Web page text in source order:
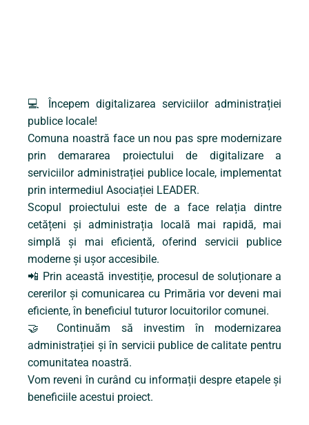
💻 Începem digitalizarea serviciilor administrației
publice locale!
Comuna noastră face un nou pas spre modernizare
prin demararea proiectului de digitalizare a
serviciilor administrației publice locale, implementat
prin intermediul Asociației LEADER.
Scopul proiectului este de a face relația dintre
cetățeni și administrația locală mai rapidă, mai
simplă și mai eficientă, oferind servicii publice
moderne și ușor accesibile.
📲 Prin această investiție, procesul de soluționare a
cererilor și comunicarea cu Primăria vor deveni mai
eficiente, în beneficiul tuturor locuitorilor comunei.
🤝 Continuăm să investim în modernizarea
administrației și în servicii publice de calitate pentru
comunitatea noastră.
Vom reveni în curând cu informații despre etapele și
beneficiile acestui proiect.